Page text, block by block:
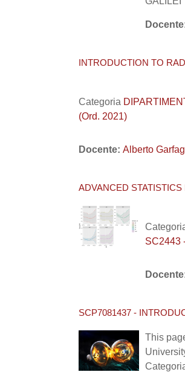
INTRODUCTION TO
Categoria
(Ord. 2021)
Docente: Alberto
ADVANCED
SC2443
SCP7081437 -
This